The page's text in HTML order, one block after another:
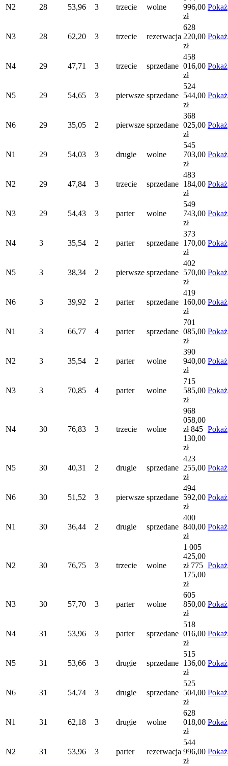
N2 28 53,96 3 trzecie wolne
996,00
zł
Pokaż
N3 28 62,20 3 trzecie rezerwacja
628
220,00
zł
Pokaż
N4 29 47,71 3 trzecie sprzedane
458
016,00
zł
Pokaż
N5 29 54,65 3 pierwsze sprzedane
524
544,00
zł
Pokaż
N6 29 35,05 2 pierwsze sprzedane
368
025,00
zł
Pokaż
N1 29 54,03 3 drugie wolne
545
703,00
zł
Pokaż
N2 29 47,84 3 trzecie sprzedane
483
184,00
zł
Pokaż
N3 29 54,43 3 parter wolne
549
743,00
zł
Pokaż
N4 3 35,54 2 parter sprzedane
373
170,00
zł
Pokaż
N5 3 38,34 2 pierwsze sprzedane
402
570,00
zł
Pokaż
N6 3 39,92 2 parter sprzedane
419
160,00
zł
Pokaż
N1 3 66,77 4 parter sprzedane
701
085,00
zł
Pokaż
N2 3 35,54 2 parter wolne
390
940,00
zł
Pokaż
N3 3 70,85 4 parter wolne
715
585,00
zł
Pokaż
N4 30 76,83 3 trzecie wolne
968
058,00
zł845
130,00
zł
Pokaż
N5 30 40,31 2 drugie sprzedane
423
255,00
zł
Pokaż
N6 30 51,52 3 pierwsze sprzedane
494
592,00
zł
Pokaż
N1 30 36,44 2 drugie sprzedane
400
840,00
zł
Pokaż
N2 30 76,75 3 trzecie wolne
1 005
425,00
zł775
175,00
zł
Pokaż
N3 30 57,70 3 parter wolne
605
850,00
zł
Pokaż
N4 31 53,96 3 parter sprzedane
518
016,00
zł
Pokaż
N5 31 53,66 3 drugie sprzedane
515
136,00
zł
Pokaż
N6 31 54,74 3 drugie sprzedane
525
504,00
zł
Pokaż
N1 31 62,18 3 drugie wolne
628
018,00
zł
Pokaż
N2 31 53,96 3 parter rezerwacja
544
996,00
zł
Pokaż